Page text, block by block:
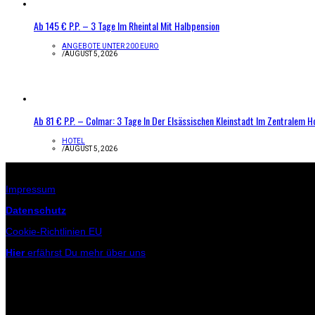
Ab 145 € P.P. – 3 Tage Im Rheintal Mit Halbpension
ANGEBOTE UNTER 200 EURO
/AUGUST 5, 2026
Ab 81 € P.P. – Colmar: 3 Tage In Der Elsässischen Kleinstadt Im Zentralem
HOTEL
/AUGUST 5, 2026
Impressum
Datenschutz
Cookie-Richtlinien EU
Hiererfährst Du mehr über uns